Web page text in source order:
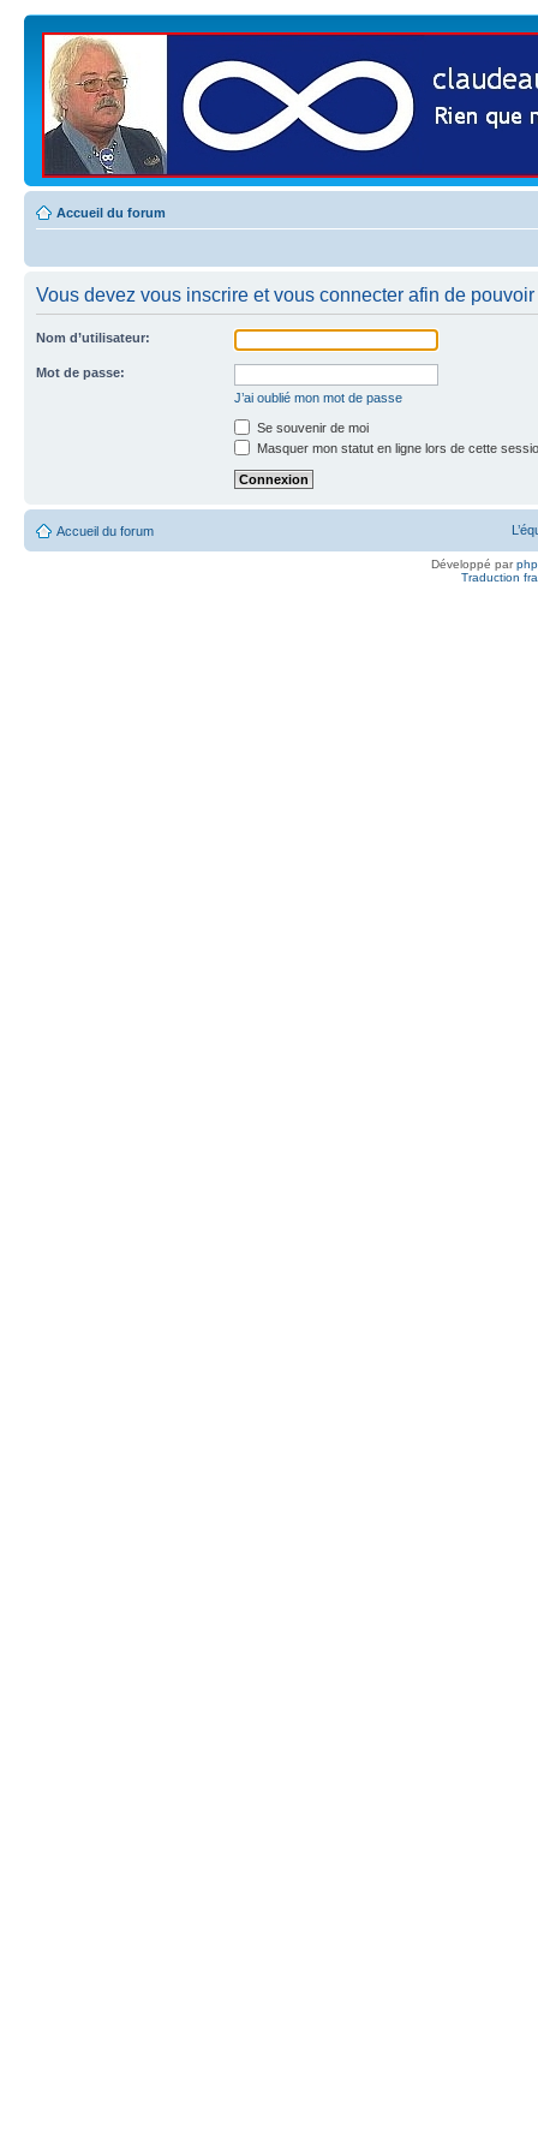
Accueil du forum
Vous devez vous inscrire et vous connecter afin de
Nom d’utilisateur:
Mot de passe:
J’ai oublié mon mot de passe
Se souvenir de moi
Masquer mon statut en ligne lors de cette
Accueil du forum
Développé par
Traduction